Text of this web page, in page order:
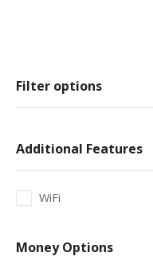
Filter options
Additional Features
WiFi
Money Options